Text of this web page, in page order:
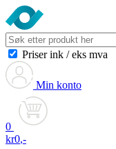
Priser ink / eks mva
Min konto
0
kr0,-